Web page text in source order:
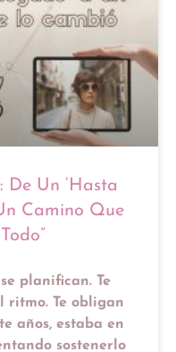
De Un ‘hasta
Camino Que
planifican. Te
ritmo. Te obligan
años, estaba en
sostenerlo